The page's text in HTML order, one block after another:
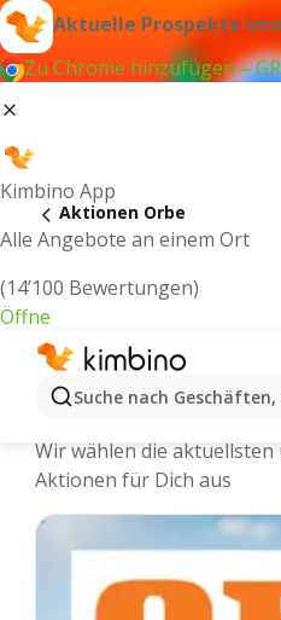
Aktuelle Prospekte
Zu Chrome hinzufügen –
Kimbino App
Alle Angebote an einem Ort
(14’100 Bewertungen)
Öffne
Suche nach
Aktionen Orbe
Kimbino.ch | Orbe
Wir wählen die
Aktionen für Dich aus